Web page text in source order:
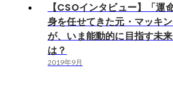
【CSOインタビュー】「運
身を任せてきた元・マッキ
が、いま能動的に目指す未
は？
2019年9月